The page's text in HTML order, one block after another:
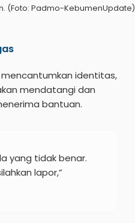
(Foto: Padmo-KebumenUpdate)
identitas,
mendatangi dan
bantuan.
yang tidak benar.
lapor,”